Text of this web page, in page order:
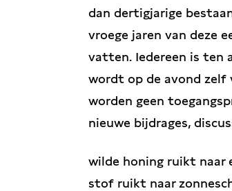
dan dertigjarige
vroege jaren van deze
vatten. Iedereen is ten
wordt op de avond zelf
worden geen
nieuwe bijdrages,
wilde honing ruikt naar
stof ruikt naar